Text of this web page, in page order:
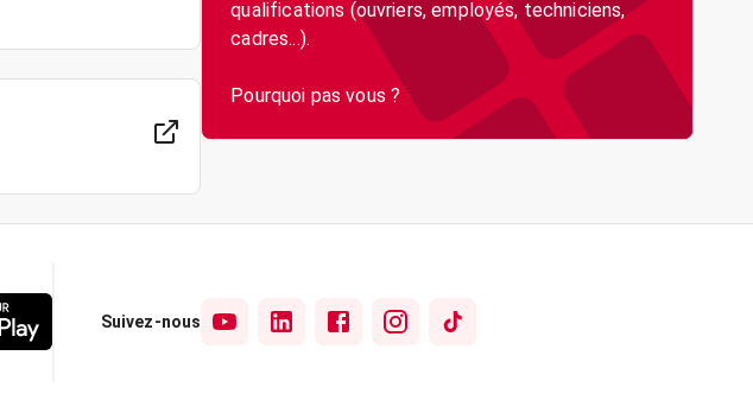
qualifications (ouvriers, employés, techniciens,
cadres...).
Pourquoi pas vous ?
Suivez-nous